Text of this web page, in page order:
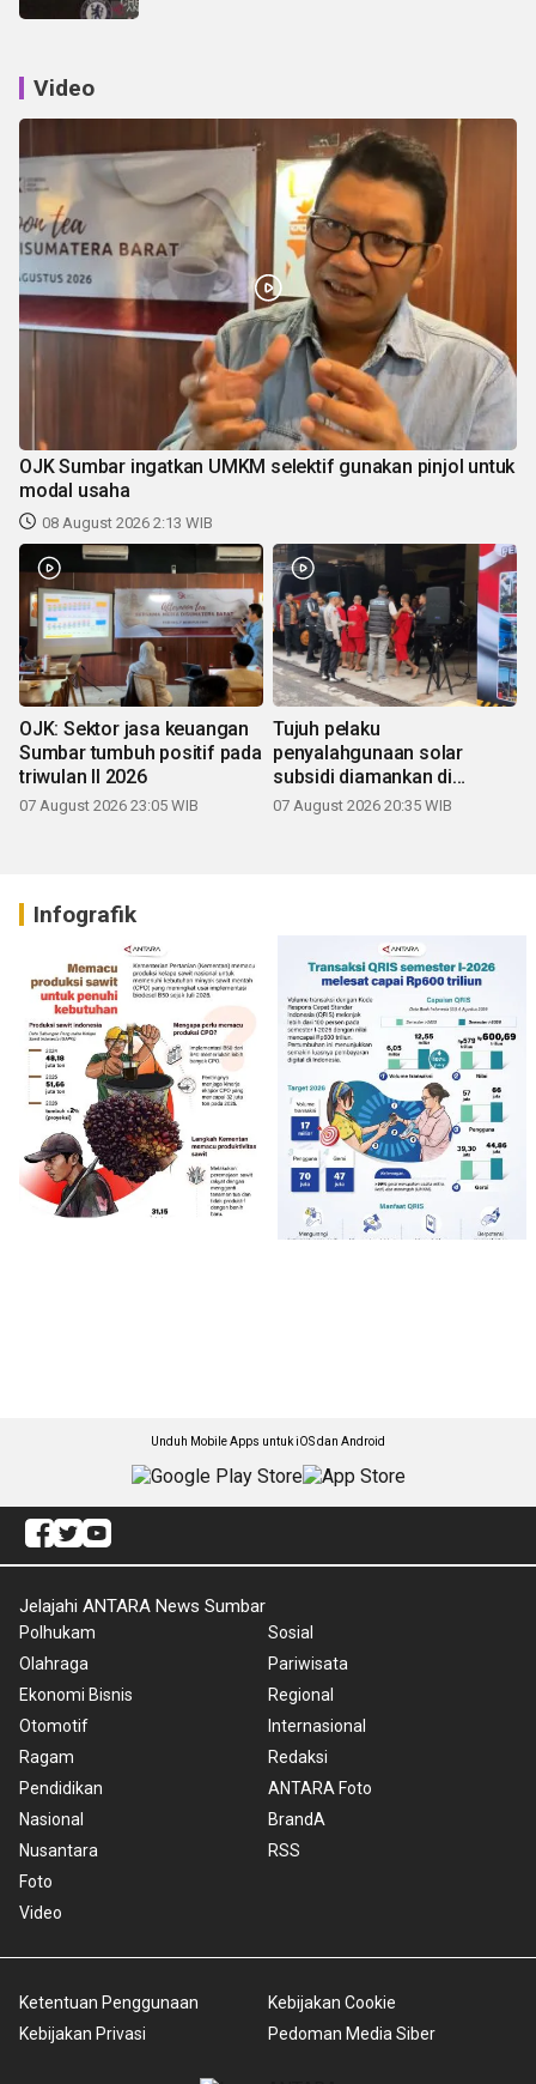
Video
OJK Sumbar ingatkan UMKM selektif gunakan pinjol untuk
modal usaha
08 August 2026 2:13 WIB
OJK: Sektor jasa keuangan
Sumbar tumbuh positif pada
triwulan II 2026
07 August 2026 23:05 WIB
Tujuh pelaku
penyalahgunaan solar
subsidi diamankan di
Sumbar
07 August 2026 20:35 WIB
Infografik
Unduh Mobile Apps untuk iOS dan Android
Jelajahi ANTARA News Sumbar
Polhukam
Olahraga
Ekonomi Bisnis
Otomotif
Ragam
Pendidikan
Nasional
Nusantara
Foto
Video
Sosial
Pariwisata
Regional
Internasional
Redaksi
ANTARA Foto
BrandA
RSS
Ketentuan Penggunaan
Kebijakan Privasi
Kebijakan Cookie
Pedoman Media Siber